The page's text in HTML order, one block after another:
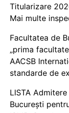
Titularizare
Mai multe
Facultatea de
„prima
AACSB
standarde de
LISTA
București